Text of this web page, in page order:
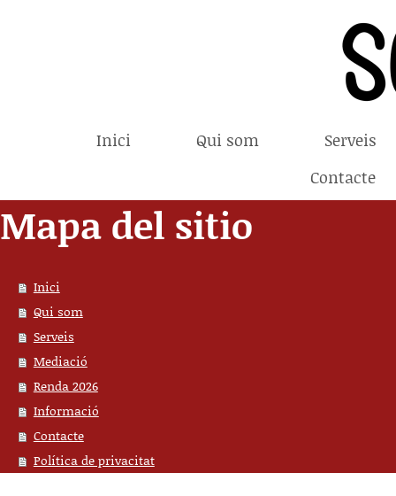
Inici Qui som
Serveis
Contacte
Mapa del sitio
Inici
Qui som
Serveis
Mediació
Renda 2026
Informació
Contacte
Política de privacitat